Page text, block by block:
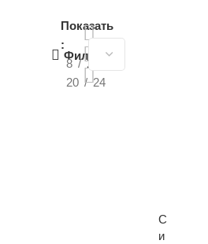
Фильтры
Показать
8
12
20
24
С
и